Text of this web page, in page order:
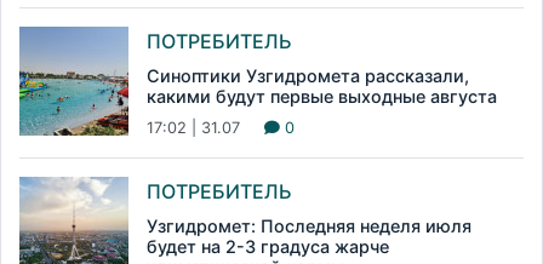
ПОТРЕБИТЕЛЬ
Синоптики Узгидромета рассказали,
какими будут первые выходные августа
17:02 | 31.07 0
ПОТРЕБИТЕЛЬ
Узгидромет: Последняя неделя июля
будет на 2-3 градуса жарче